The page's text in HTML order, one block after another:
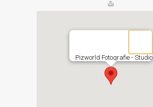
Pizworld Fotografie - Studio